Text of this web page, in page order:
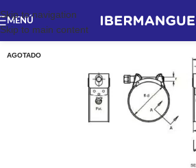
Skip to navigation
Skip to main content
MENÚ
AGOTADO